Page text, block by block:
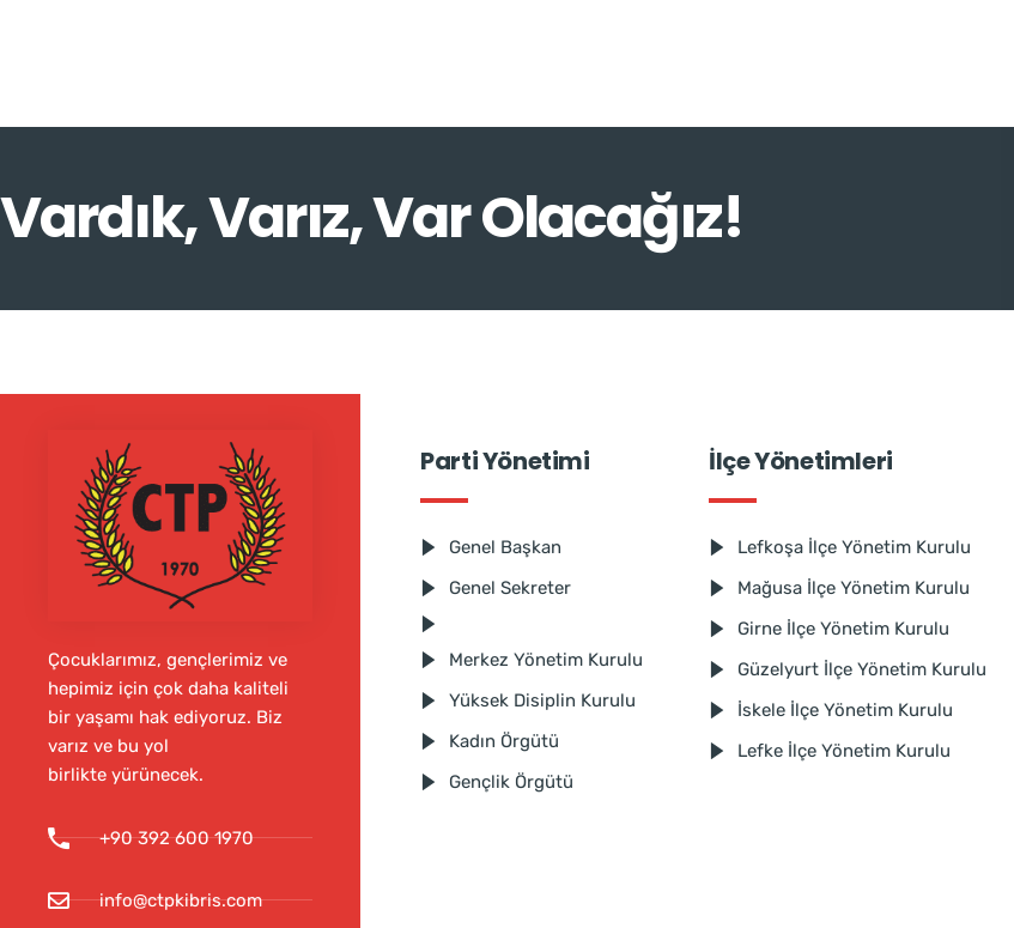
Vardık, Varız, Var Olacağız!
Çocuklarımız, gençlerimiz ve
hepimiz için çok daha kaliteli
bir yaşamı hak ediyoruz. Biz
varız ve bu yol
birlikte yürünecek.
+90 392 600 1970
info@ctpkibris.com
Parti Yönetimi
Genel Başkan
Genel Sekreter
Merkez Yönetim Kurulu
Yüksek Disiplin Kurulu
Kadın Örgütü
Gençlik Örgütü
İlçe Yönetimleri
Lefkoşa İlçe Yönetim Kurulu
Mağusa İlçe Yönetim Kurulu
Girne İlçe Yönetim Kurulu
Güzelyurt İlçe Yönetim Kurulu
İskele İlçe Yönetim Kurulu
Lefke İlçe Yönetim Kurulu